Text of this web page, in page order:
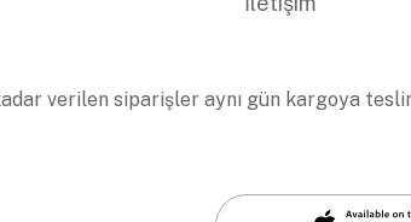
verilen siparişler aynı gün kargoya